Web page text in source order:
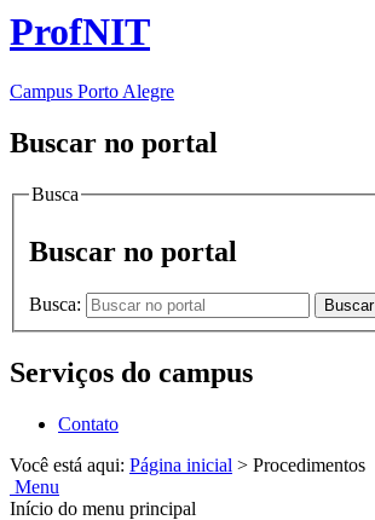
ProfNIT
Campus Porto Alegre
Buscar no portal
Busca
Buscar no portal
Busca: Buscar
Serviços do campus
Contato
Você está aqui: Página inicial > Procedimentos
Menu
Início do menu principal